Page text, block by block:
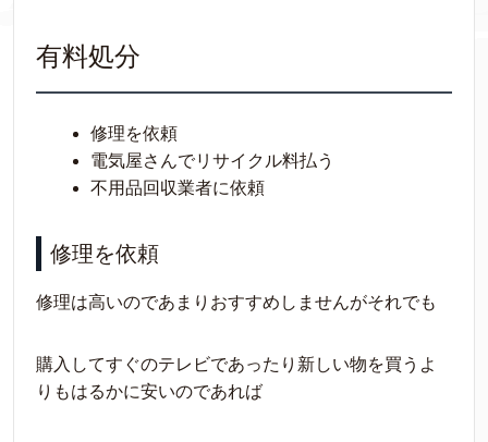
有料処分
修理を依頼
電気屋さんでリサイクル料払う
不用品回収業者に依頼
修理を依頼
修理は高いのであまりおすすめしませんがそれでも
購入してすぐのテレビであったり新しい物を買うよ
りもはるかに安いのであれば